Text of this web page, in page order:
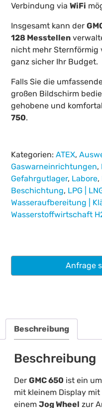
Verbindung viaWiFi
Insgesamt kann der
128 Messtellen
nicht mehr Sternförmig
ganz sicher Ihr Budget.
Falls Sie die
großen Bildschirm
gehobene und
750.
Kategorien:ATEX,
Gaswarneinrichtungen,
Gefahrgutlager, Labore,
Beschichtung, LPG |
Wasseraufbereitung |
Wasserstoffwirtschaft
Anfrage
Beschreibung
Beschreibung
Der GMC 650 ist ein
mit kleinem Display
einem Jog Wheel zur